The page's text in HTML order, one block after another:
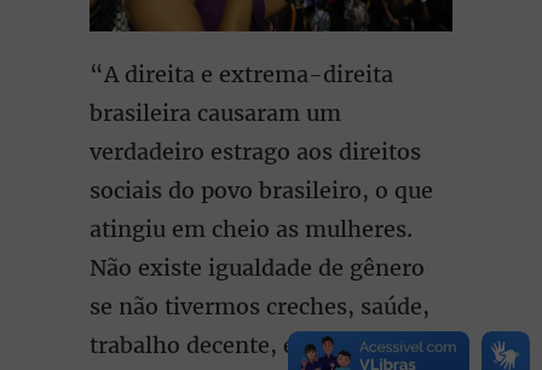
“A direita e extrema-direita
brasileira causaram um
verdadeiro estrago aos direitos
sociais do povo brasileiro, o que
atingiu em cheio as mulheres.
Não existe igualdade de gênero
se não tivermos creches, saúde,
trabalho decente, e para isso